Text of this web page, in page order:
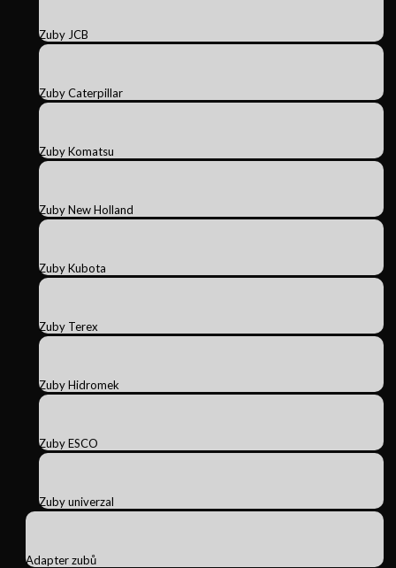
Zuby JCB
Zuby Caterpillar
Zuby Komatsu
Zuby New Holland
Zuby Kubota
Zuby Terex
Zuby Hidromek
Zuby ESCO
Zuby univerzal
Adapter zubů